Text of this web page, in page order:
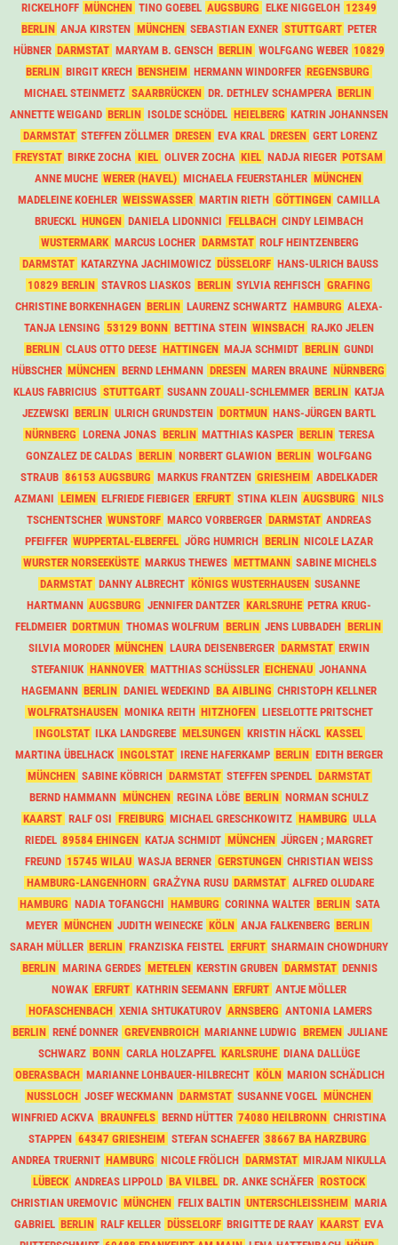
RICKELHOFF MÜNCHEN TINO GOEBEL AUGSBURG ELKE NIGGELOH 12349
BERLIN ANJA KIRSTEN MÜNCHEN SEBASTIAN EXNER STUTTGART PETER
HÜBNER DARMSTAT MARYAM B. GENSCH BERLIN WOLFGANG WEBER 10829
BERLIN BIRGIT KRECH BENSHEIM HERMANN WINDORFER REGENSBURG
MICHAEL STEINMETZ SAARBRÜCKEN DR. DETHLEV SCHAMPERA BERLIN
ANNETTE WEIGAND BERLIN ISOLDE SCHÖDEL HEIELBERG KATRIN JOHANNSEN
DARMSTAT STEFFEN ZÖLLMER DRESEN EVA KRAL DRESEN GERT LORENZ
FREYSTAT BIRKE ZOCHA KIEL OLIVER ZOCHA KIEL NADJA RIEGER POTSAM
ANNE MUCHE WERER (HAVEL) MICHAELA FEUERSTAHLER MÜNCHEN
MADELEINE KOEHLER WEISSWASSER MARTIN RIETH GÖTTINGEN CAMILLA
BRUECKL HUNGEN DANIELA LIDONNICI FELLBACH CINDY LEIMBACH
WUSTERMARK MARCUS LOCHER DARMSTAT ROLF HEINTZENBERG
DARMSTAT KATARZYNA JACHIMOWICZ DÜSSELORF HANS-ULRICH BAUSS
10829 BERLIN STAVROS LIASKOS BERLIN SYLVIA REHFISCH GRAFING
CHRISTINE BORKENHAGEN BERLIN LAURENZ SCHWARTZ HAMBURG ALEXA-
TANJA LENSING 53129 BONN BETTINA STEIN WINSBACH RAJKO JELEN
BERLIN CLAUS OTTO DEESE HATTINGEN MAJA SCHMIDT BERLIN GUNDI
HÜBSCHER MÜNCHEN BERND LEHMANN DRESEN MAREN BRAUNE NÜRNBERG
KLAUS FABRICIUS STUTTGART SUSANN ZOUALI-SCHLEMMER BERLIN KATJA
JEZEWSKI BERLIN ULRICH GRUNDSTEIN DORTMUN HANS-JÜRGEN BARTL
NÜRNBERG LORENA JONAS BERLIN MATTHIAS KASPER BERLIN TERESA
GONZALEZ DE CALDAS BERLIN NORBERT GLAWION BERLIN WOLFGANG
STRAUB 86153 AUGSBURG MARKUS FRANTZEN GRIESHEIM ABDELKADER
AZMANI LEIMEN ELFRIEDE FIEBIGER ERFURT STINA KLEIN AUGSBURG NILS
TSCHENTSCHER WUNSTORF MARCO VORBERGER DARMSTAT ANDREAS
PFEIFFER WUPPERTAL-ELBERFEL JÖRG HUMRICH BERLIN NICOLE LAZAR
WURSTER NORSEEKÜSTE MARKUS THEWES METTMANN SABINE MICHELS
DARMSTAT DANNY ALBRECHT KÖNIGS WUSTERHAUSEN SUSANNE
HARTMANN AUGSBURG JENNIFER DANTZER KARLSRUHE PETRA KRUG-
FELDMEIER DORTMUN THOMAS WOLFRUM BERLIN JENS LUBBADEH BERLIN
SILVIA MORODER MÜNCHEN LAURA DEISENBERGER DARMSTAT ERWIN
STEFANIUK HANNOVER MATTHIAS SCHÜSSLER EICHENAU JOHANNA
HAGEMANN BERLIN DANIEL WEDEKIND BA AIBLING CHRISTOPH KELLNER
WOLFRATSHAUSEN MONIKA REITH HITZHOFEN LIESELOTTE PRITSCHET
INGOLSTAT ILKA LANDGREBE MELSUNGEN KRISTIN HÄCKL KASSEL
MARTINA ÜBELHACK INGOLSTAT IRENE HAFERKAMP BERLIN EDITH BERGER
MÜNCHEN SABINE KÖBRICH DARMSTAT STEFFEN SPENDEL DARMSTAT
BERND HAMMANN MÜNCHEN REGINA LÖBE BERLIN NORMAN SCHULZ
KAARST RALF OSI FREIBURG MICHAEL GRESCHKOWITZ HAMBURG ULLA
RIEDEL 89584 EHINGEN KATJA SCHMIDT MÜNCHEN JÜRGEN ; MARGRET
FREUND 15745 WILAU WASJA BERNER GERSTUNGEN CHRISTIAN WEISS
HAMBURG-LANGENHORN GRAŻYNA RUSU DARMSTAT ALFRED OLUDARE
HAMBURG NADIA TOFANGCHI HAMBURG CORINNA WALTER BERLIN SATA
MEYER MÜNCHEN JUDITH WEINECKE KÖLN ANJA FALKENBERG BERLIN
SARAH MÜLLER BERLIN FRANZISKA FEISTEL ERFURT SHARMAIN CHOWDHURY
BERLIN MARINA GERDES METELEN KERSTIN GRUBEN DARMSTAT DENNIS
NOWAK ERFURT KATHRIN SEEMANN ERFURT ANTJE MÖLLER
HOFASCHENBACH XENIA SHTUKATUROV ARNSBERG ANTONIA LAMERS
BERLIN RENÉ DONNER GREVENBROICH MARIANNE LUDWIG BREMEN JULIANE
SCHWARZ BONN CARLA HOLZAPFEL KARLSRUHE DIANA DALLÜGE
OBERASBACH MARIANNE LOHBAUER-HILBRECHT KÖLN MARION SCHÄDLICH
NUSSLOCH JOSEF WECKMANN DARMSTAT SUSANNE VOGEL MÜNCHEN
WINFRIED ACKVA BRAUNFELS BERND HÜTTER 74080 HEILBRONN CHRISTINA
STAPPEN 64347 GRIESHEIM STEFAN SCHAEFER 38667 BA HARZBURG
ANDREA TRUERNIT HAMBURG NICOLE FRÖLICH DARMSTAT MIRJAM NIKULLA
LÜBECK ANDREAS LIPPOLD BA VILBEL DR. ANKE SCHÄFER ROSTOCK
CHRISTIAN UREMOVIC MÜNCHEN FELIX BALTIN UNTERSCHLEISSHEIM
MARIA
GABRIEL BERLIN RALF KELLER DÜSSELORF BRIGITTE DE RAAY KAARST EVA